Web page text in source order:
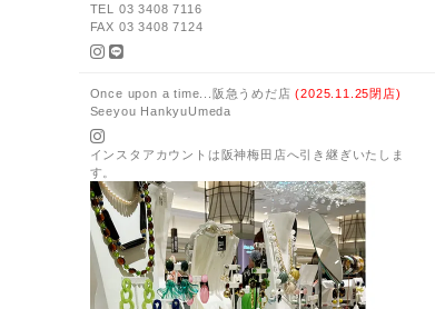
TEL 03 3408 7116
FAX 03 3408 7124
Once upon a time...阪急うめだ店(2025.11.25閉店)
Seeyou HankyuUmeda
インスタアカウントは阪神梅田店へ引き継ぎいたしま
す。